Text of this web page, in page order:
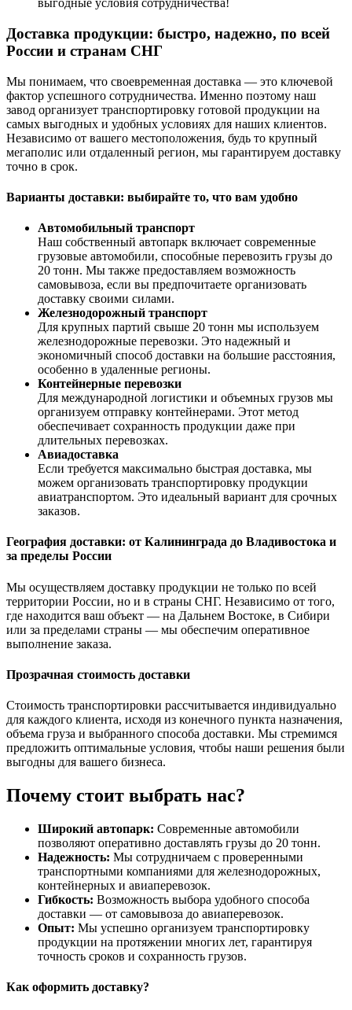
выгодные условия сотрудничества!
Доставка продукции: быстро, надежно, по всей
России и странам СНГ
Мы понимаем, что своевременная доставка — это ключевой
фактор успешного сотрудничества. Именно поэтому наш
завод организует транспортировку готовой продукции на
самых выгодных и удобных условиях для наших клиентов.
Независимо от вашего местоположения, будь то крупный
мегаполис или отдаленный регион, мы гарантируем доставку
точно в срок.
Варианты доставки: выбирайте то, что вам удобно
Автомобильный транспорт
Наш собственный автопарк включает современные
грузовые автомобили, способные перевозить грузы до
20 тонн. Мы также предоставляем возможность
самовывоза, если вы предпочитаете организовать
доставку своими силами.
Железнодорожный транспорт
Для крупных партий свыше 20 тонн мы используем
железнодорожные перевозки. Это надежный и
экономичный способ доставки на большие расстояния,
особенно в удаленные регионы.
Контейнерные перевозки
Для международной логистики и объемных грузов мы
организуем отправку контейнерами. Этот метод
обеспечивает сохранность продукции даже при
длительных перевозках.
Авиадоставка
Если требуется максимально быстрая доставка, мы
можем организовать транспортировку продукции
авиатранспортом. Это идеальный вариант для срочных
заказов.
География доставки: от Калининграда до Владивостока и
за пределы России
Мы осуществляем доставку продукции не только по всей
территории России, но и в страны СНГ. Независимо от того,
где находится ваш объект — на Дальнем Востоке, в Сибири
или за пределами страны — мы обеспечим оперативное
выполнение заказа.
Прозрачная стоимость доставки
Стоимость транспортировки рассчитывается индивидуально
для каждого клиента, исходя из конечного пункта назначения,
объема груза и выбранного способа доставки. Мы стремимся
предложить оптимальные условия, чтобы наши решения были
выгодны для вашего бизнеса.
Почему стоит выбрать нас?
Широкий автопарк: Современные автомобили
позволяют оперативно доставлять грузы до 20 тонн.
Надежность: Мы сотрудничаем с проверенными
транспортными компаниями для железнодорожных,
контейнерных и авиаперевозок.
Гибкость: Возможность выбора удобного способа
доставки — от самовывоза до авиаперевозок.
Опыт: Мы успешно организуем транспортировку
продукции на протяжении многих лет, гарантируя
точность сроков и сохранность грузов.
Как оформить доставку?